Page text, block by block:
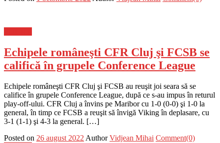
Echipele româneşti CFR Cluj şi FCSB se
califică în grupele Conference League
Echipele româneşti CFR Cluj şi FCSB au reuşit joi seara să se
califice în grupele Conference League, după ce s-au impus în returul
play-off-ului. CFR Cluj a învins pe Maribor cu 1-0 (0-0) şi 1-0 la
general, în timp ce FCSB a reuşit să învigă Viking în deplasare, cu
3-1 (1-1) şi 4-3 la general. […]
Posted on 26 august 2022 Author Vidjean Mihai Comment(0)